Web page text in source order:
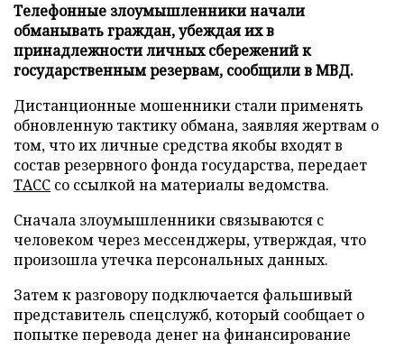
Телефонные злоумышленники начали
обманывать граждан, убеждая их в
принадлежности личных сбережений к
государственным резервам, сообщили в МВД.
Дистанционные мошенники стали применять
обновленную тактику обмана, заявляя жертвам о
том, что их личные средства якобы входят в
состав резервного фонда государства, передает
ТАСС со ссылкой на материалы ведомства.
Сначала злоумышленники связываются с
человеком через мессенджеры, утверждая, что
произошла утечка персональных данных.
Затем к разговору подключается фальшивый
представитель спецслужб, который сообщает о
попытке перевода денег на финансирование